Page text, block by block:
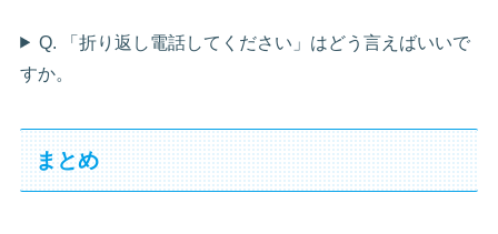
Q. 「折り返し電話してください」はどう言えばいいで
すか。
まとめ